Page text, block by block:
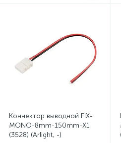
Коннектор выводной FIX-
MONO-8mm-150mm-X1
(3528) (Arlight, -)